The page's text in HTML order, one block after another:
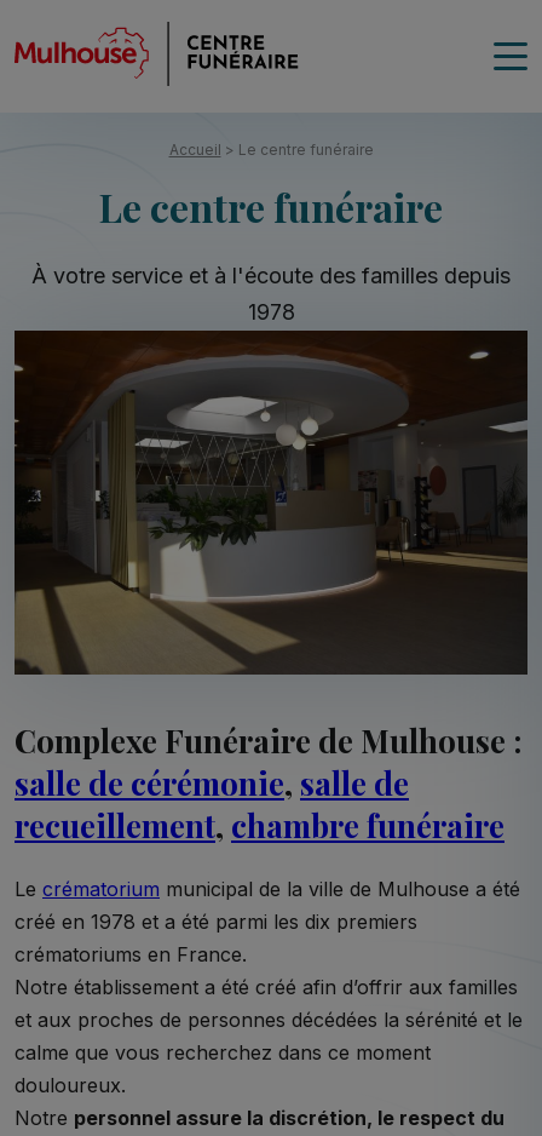
Accueil > Le centre funéraire
Le centre funéraire
À votre service et à l'écoute des familles depuis
1978
Complexe Funéraire de Mulhouse :
salle de cérémonie, salle de
recueillement, chambre funéraire
Le crématorium municipal de la ville de Mulhouse a été
créé en 1978 et a été parmi les dix premiers
crématoriums en France.
Notre établissement a été créé afin d’offrir aux familles
et aux proches de personnes décédées la sérénité et le
calme que vous recherchez dans ce moment
douloureux.
Notre personnel assure la discrétion, le respect du